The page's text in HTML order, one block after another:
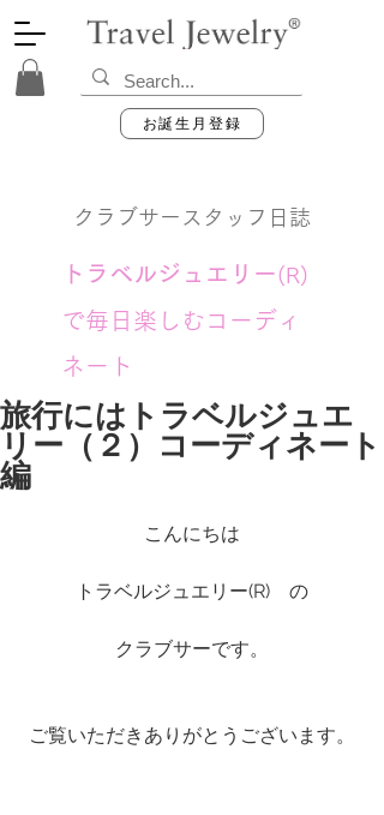
お誕生月登録
クラブサースタッフ日誌
トラベルジュエリー(R)
で毎日楽しむコーディ
ネート
旅行にはトラベルジュエ
リー（２）コーディネート
編
こんにちは
トラベルジュエリー(R)　の
クラブサーです。
ご覧いただきありがとうございます。